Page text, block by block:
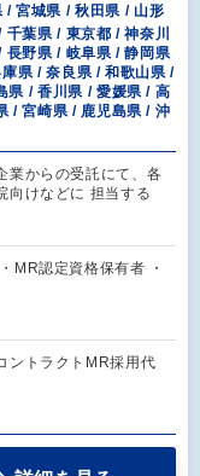
/ 宮城県 / 秋田県 / 山形
葉県 / 東京都 / 神奈川
長野県 / 岐阜県 / 静岡県
県 / 奈良県 / 和歌山県 /
県 / 香川県 / 愛媛県 / 高
/ 宮崎県 / 鹿児島県 / 沖
業からの受託にて、各
向けなどに 担当する
MR認定資格保有者 ・
ントラクトMR採用代